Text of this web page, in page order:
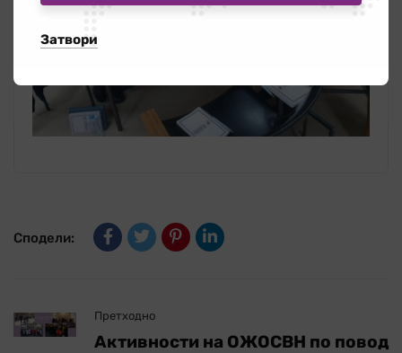
Сподели:
Претходно
Активности на ОЖОСВН по повод
Затвори